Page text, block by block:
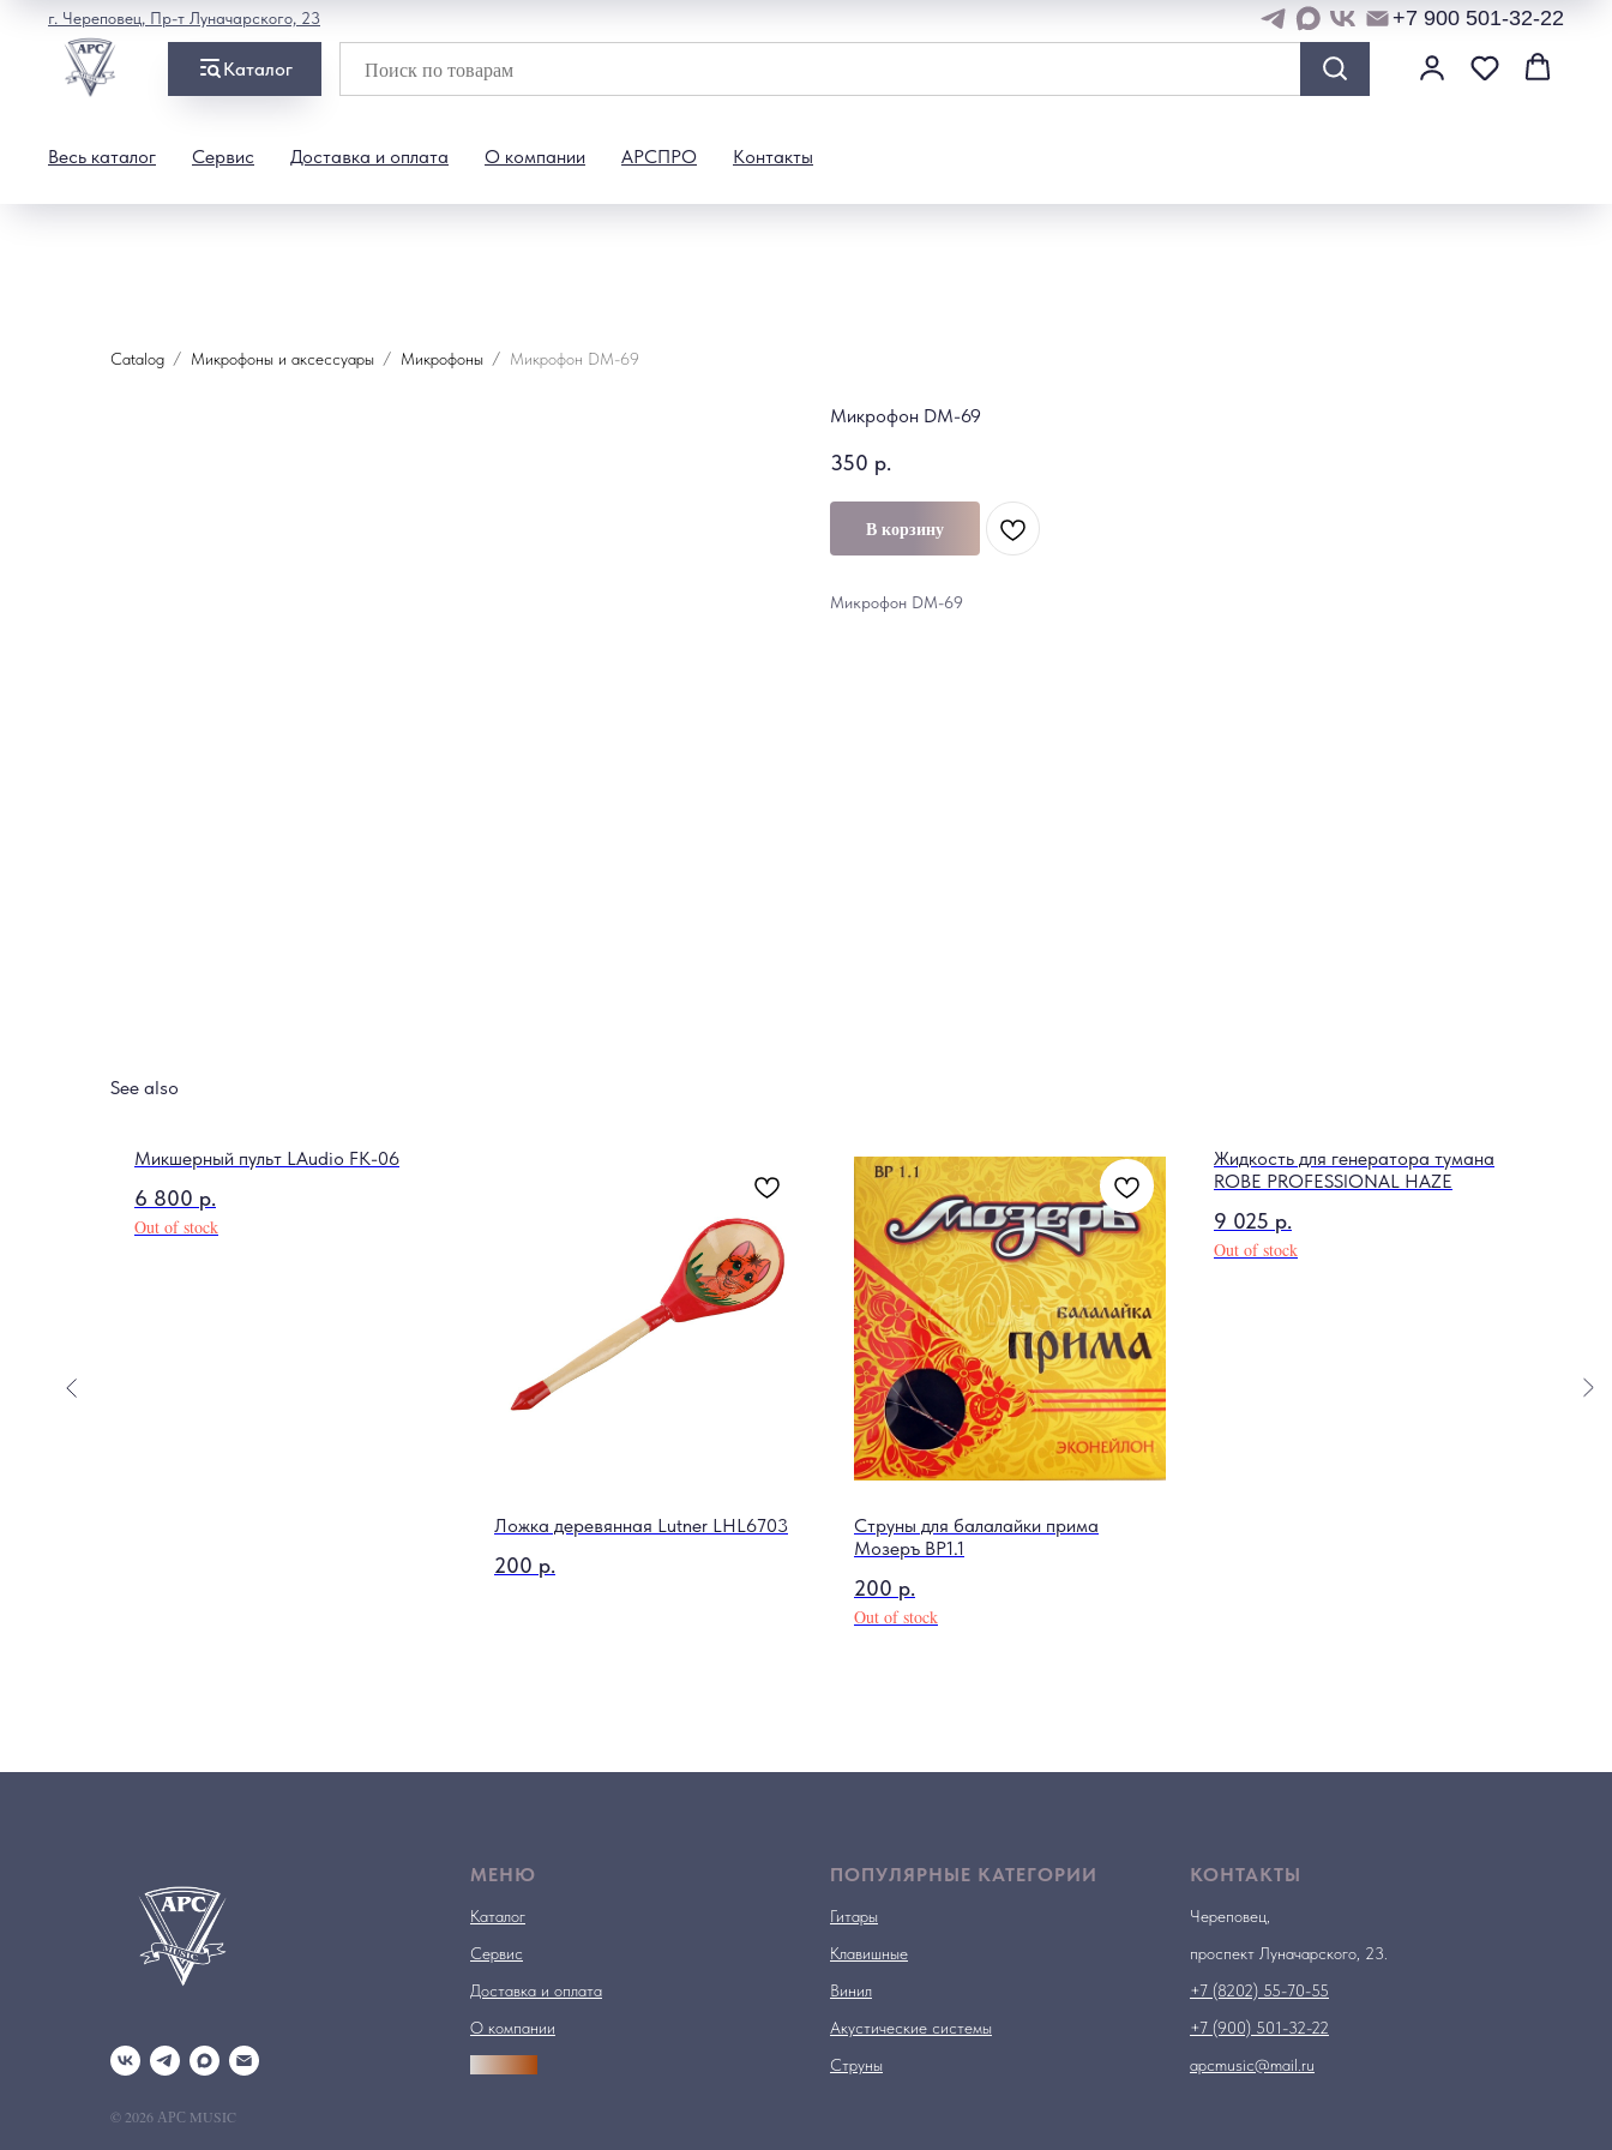
Каталог
Весь каталог Сервис Доставка и оплата О компании АРСПРО Контакты
г. Череповец, Пр-т Луначарского, 23 +7 900 501-32-22
Catalog Микрофоны и аксессуары Микрофоны Микрофон DM-69
Микрофон DM-69
350 р.
В корзину
Микрофон DM-69
See also
Микшерный пульт LAudio FK-06
6 800 р.
Out of stock
Ложка деревянная Lutner LHL6703
200 р.
Струны для балалайки прима
Мозеръ BP1.1
200 р.
Out of stock
Жидкость для генератора тумана
ROBE PROFESSIONAL HAZE
9 025 р.
Out of stock
© 2026 АРС MUSIC
МЕНЮ
Каталог
Сервис
Доставка и оплата
О компании
ПОПУЛЯРНЫЕ КАТЕГОРИИ
Гитары
Клавишные
Винил
Акустические системы
Струны
КОНТАКТЫ
Череповец,
проспект Луначарского, 23.
+7 (8202) 55-70-55
+7 (900) 501-32-22
apcmusic@mail.ru